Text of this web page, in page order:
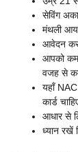
सेविंग
मंथली आय
आवेदन
आपको कम
वजह से कम
यहाँ
कार्ड
आधार से
ध्यान रखें